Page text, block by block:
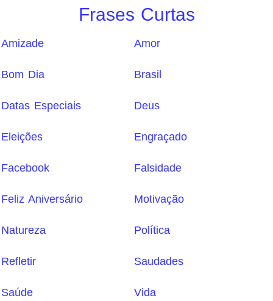
Frases Curtas
Amizade Amor
Bom Dia Brasil
Datas Especiais Deus
Eleições Engraçado
Facebook Falsidade
Feliz Aniversário Motivação
Natureza Política
Refletir Saudades
Saúde Vida